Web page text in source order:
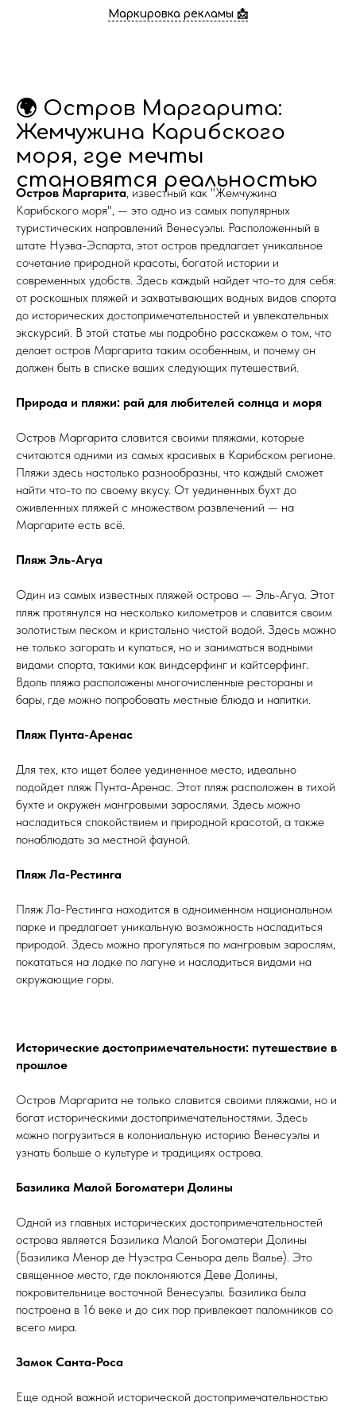
Маркировка рекламы 📩
🌍 Остров Маргарита:
Жемчужина Карибского
моря, где мечты
становятся реальностью
Остров Маргарита, известный как "Жемчужина
Карибского моря", — это одно из самых популярных
туристических направлений Венесуэлы. Расположенный в
штате Нуэва-Эспарта, этот остров предлагает уникальное
сочетание природной красоты, богатой истории и
современных удобств. Здесь каждый найдет что-то для себя:
от роскошных пляжей и захватывающих водных видов спорта
до исторических достопримечательностей и увлекательных
экскурсий. В этой статье мы подробно расскажем о том, что
делает остров Маргарита таким особенным, и почему он
должен быть в списке ваших следующих путешествий.
Природа и пляжи: рай для любителей солнца и моря
Остров Маргарита славится своими пляжами, которые
считаются одними из самых красивых в Карибском регионе.
Пляжи здесь настолько разнообразны, что каждый сможет
найти что-то по своему вкусу. От уединенных бухт до
оживленных пляжей с множеством развлечений — на
Маргарите есть всё.
Пляж Эль-Агуа
Один из самых известных пляжей острова — Эль-Агуа. Этот
пляж протянулся на несколько километров и славится своим
золотистым песком и кристально чистой водой. Здесь можно
не только загорать и купаться, но и заниматься водными
видами спорта, такими как виндсерфинг и кайтсерфинг.
Вдоль пляжа расположены многочисленные рестораны и
бары, где можно попробовать местные блюда и напитки.
Пляж Пунта-Аренас
Для тех, кто ищет более уединенное место, идеально
подойдет пляж Пунта-Аренас. Этот пляж расположен в тихой
бухте и окружен мангровыми зарослями. Здесь можно
насладиться спокойствием и природной красотой, а также
понаблюдать за местной фауной.
Пляж Ла-Рестинга
Пляж Ла-Рестинга находится в одноименном национальном
парке и предлагает уникальную возможность насладиться
природой. Здесь можно прогуляться по мангровым зарослям,
покататься на лодке по лагуне и насладиться видами на
окружающие горы.
Исторические достопримечательности: путешествие в
прошлое
Остров Маргарита не только славится своими пляжами, но и
богат историческими достопримечательностями. Здесь
можно погрузиться в колониальную историю Венесуэлы и
узнать больше о культуре и традициях острова.
Базилика Малой Богоматери Долины
Одной из главных исторических достопримечательностей
острова является Базилика Малой Богоматери Долины
(Базилика Менор де Нуэстра Сеньора дель Валье). Это
священное место, где поклоняются Деве Долины,
покровительнице восточной Венесуэлы. Базилика была
построена в 16 веке и до сих пор привлекает паломников со
всего мира.
Замок Санта-Роса
Еще одной важной исторической достопримечательностью